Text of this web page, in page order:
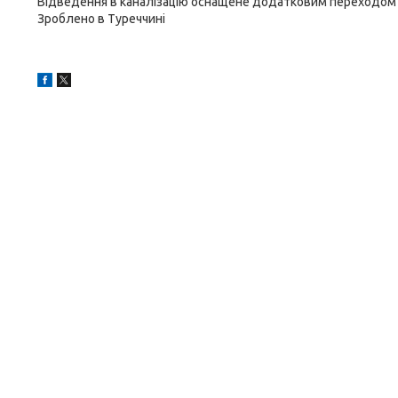
Зроблено в Туреччині